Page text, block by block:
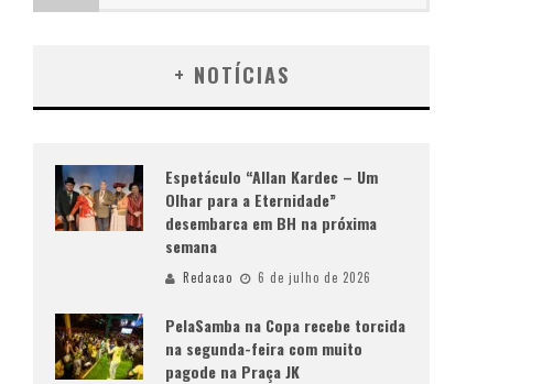
+ NOTÍCIAS
Espetáculo “Allan Kardec – Um
Olhar para a Eternidade”
desembarca em BH na próxima
semana
Redacao 6 de julho de 2026
PelaSamba na Copa recebe torcida
na segunda-feira com muito
pagode na Praça JK